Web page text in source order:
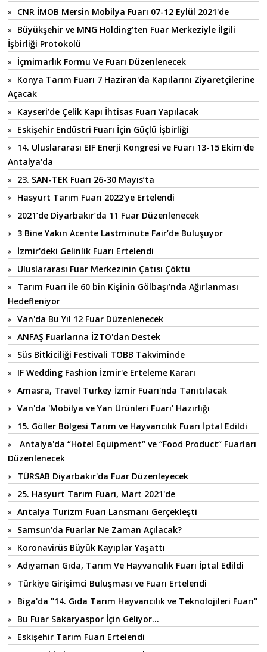
CNR İMOB Mersin Mobilya Fuarı 07-12 Eylül 2021'de
Büyükşehir ve MNG Holding’ten Fuar Merkeziyle İlgili
İşbirliği Protokolü
İçmimarlık Formu Ve Fuarı Düzenlenecek
Konya Tarım Fuarı 7 Haziran'da Kapılarını Ziyaretçilerine
Açacak
Kayseri’de Çelik Kapı İhtisas Fuarı Yapılacak
Eskişehir Endüstri Fuarı İçin Güçlü İşbirliği
14. Uluslararası EIF Enerji Kongresi ve Fuarı 13-15 Ekim'de
Antalya'da
23. SAN-TEK Fuarı 26-30 Mayıs’ta
Hasyurt Tarım Fuarı 2022'ye Ertelendi
2021’de Diyarbakır’da 11 Fuar Düzenlenecek
3 Bine Yakın Acente Lastminute Fair’de Buluşuyor
İzmir'deki Gelinlik Fuarı Ertelendi
Uluslararası Fuar Merkezinin Çatısı Çöktü
Tarım Fuarı ile 60 bin Kişinin Gölbaşı’nda Ağırlanması
Hedefleniyor
Van'da Bu Yıl 12 Fuar Düzenlenecek
ANFAŞ Fuarlarına İZTO'dan Destek
Süs Bitkiciliği Festivali TOBB Takviminde
IF Wedding Fashion İzmir'e Erteleme Kararı
Amasra, Travel Turkey İzmir Fuarı'nda Tanıtılacak
Van'da 'Mobilya ve Yan Ürünleri Fuarı' Hazırlığı
15. Göller Bölgesi Tarım ve Hayvancılık Fuarı İptal Edildi
Antalya'da “Hotel Equipment“ ve “Food Product“ Fuarları
Düzenlenecek
TÜRSAB Diyarbakır'da Fuar Düzenleyecek
25. Hasyurt Tarım Fuarı, Mart 2021'de
Antalya Turizm Fuarı Lansmanı Gerçekleşti
Samsun'da Fuarlar Ne Zaman Açılacak?
Koronavirüs Büyük Kayıplar Yaşattı
Adıyaman Gıda, Tarım Ve Hayvancılık Fuarı İptal Edildi
Türkiye Girişimci Buluşması ve Fuarı Ertelendi
Biga'da "14. Gıda Tarım Hayvancılık ve Teknolojileri Fuarı"
Bu Fuar Sakaryaspor İçin Geliyor...
Eskişehir Tarım Fuarı Ertelendi